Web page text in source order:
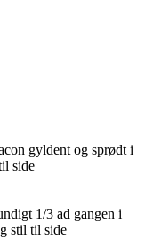
gyldent og sprødt i
side
1/3 ad gangen i
stil til side